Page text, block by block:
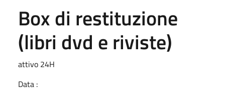
Box di restituzione
(libri dvd e riviste)
attivo 24H
Data :